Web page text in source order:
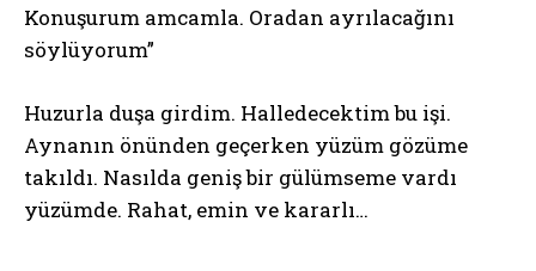
Konuşurum amcamla. Oradan ayrılacağını
söylüyorum”
Huzurla duşa girdim. Halledecektim bu işi.
Aynanın önünden geçerken yüzüm gözüme
takıldı. Nasılda geniş bir gülümseme vardı
yüzümde. Rahat, emin ve kararlı…